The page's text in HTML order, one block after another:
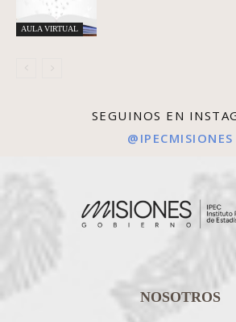
AULA VIRTUAL
SEGUINOS EN
@IPECMISIONES
NOSOTROS